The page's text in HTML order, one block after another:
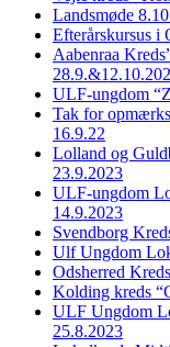
Landsmøde
Efterårskursus i
Aabenraa
ULF-ungdom
Tak for
16.9.22
Lolland og
23.9.2023
ULF-ungdom
14.9.2023
Svendborg
Ulf Ungdom
Odsherred
Kolding kreds
ULF Ungdom
25.8.2023